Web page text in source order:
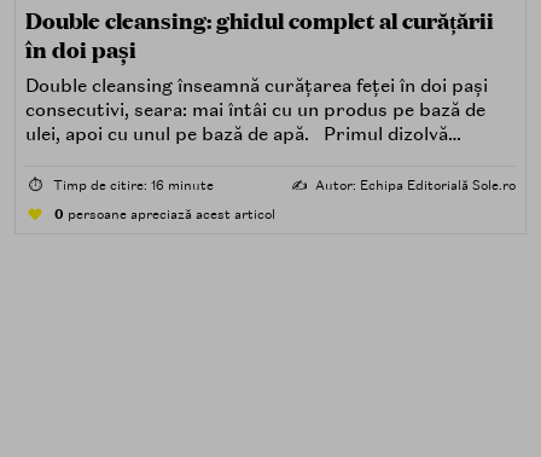
Double cleansing: ghidul complet al curățării
în doi pași
Double cleansing înseamnă curățarea feței în doi pași
consecutivi, seara: mai întâi cu un produs pe bază de
ulei, apoi cu unul pe bază de apă. Primul dizolvă
poluare. Al doilea îndepărtează impuritățile solubile în
⏱️ Timp de citire: 16 minute ✍️ Autor: Echipa Editorială Sole.ro
0 persoane apreciază acest articol